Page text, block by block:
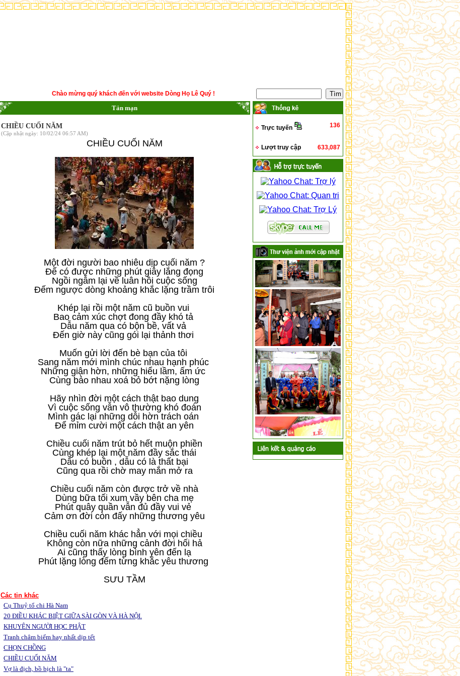
Chào mừng quý khách đến với website Dòng Họ Lê Quý !
Tản mạn
CHIỀU CUỐI NĂM
(Cập nhật ngày: 10/02/24 06:57 AM)
CHIỀU CUỐI NĂM
Một đời người bao nhiêu dịp cuối năm ?
Để có được những phút giây lắng đọng
Ngồi ngẫm lại về luân hồi cuộc sống
Đếm ngược dòng khoảng khắc lặng trầm trôi
Khép lại rồi một năm cũ buồn vui
Bao cảm xúc chợt đong đầy khó tả
Dẫu năm qua có bộn bề, vất vả
Đến giờ này cũng gói lại thảnh thơi
Muốn gửi lời đến bè bạn của tôi
Sang năm mới mình chúc nhau hạnh phúc
Những giận hờn, những hiểu lầm, ấm ức
Cùng bảo nhau xoá bỏ bớt nặng lòng
Hãy nhìn đời một cách thật bao dung
Vì cuộc sống vẫn vô thường khó đoán
Mình gác lại những dỗi hờn trách oán
Để mỉm cười một cách thật an yên
Chiều cuối năm trút bỏ hết muộn phiền
Cùng khép lại một năm đầy sắc thái
Dẫu có buồn , dẫu có là thất bại
Cũng qua rồi chờ may mắn mở ra
Chiều cuối năm còn được trở về nhà
Dùng bữa tối xum vầy bên cha mẹ
Phút quây quần vẫn đủ đầy vui vẻ
Cảm ơn đời còn đấy những thương yêu
Chiều cuối năm khác hẳn với mọi chiều
Không còn nữa những cảnh đời hối hả
Ai cũng thấy lòng bình yên đến lạ
Phút lặng lòng đếm từng khắc yêu thương
SƯU TẦM
Các tin khác
Cụ Thuỷ tổ chi Hà Nam
20 ĐIỀU KHÁC BIỆT GIỮA SÀI GÒN VÀ HÀ NỘI.
KHUYÊN NGƯỜI HỌC PHẬT
Tranh châm biếm hay nhất dịp tết
CHỌN CHỒNG
CHIỀU CUỐI NĂM
Vợ là địch, bồ bịch là "ta"
Trực tuyến 136
Lượt truy cập 633,087